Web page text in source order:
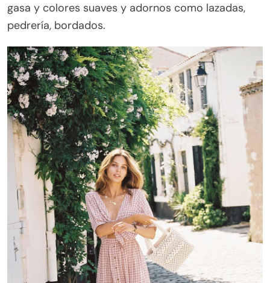
gasa y colores suaves y adornos como lazadas,
pedrería, bordados.